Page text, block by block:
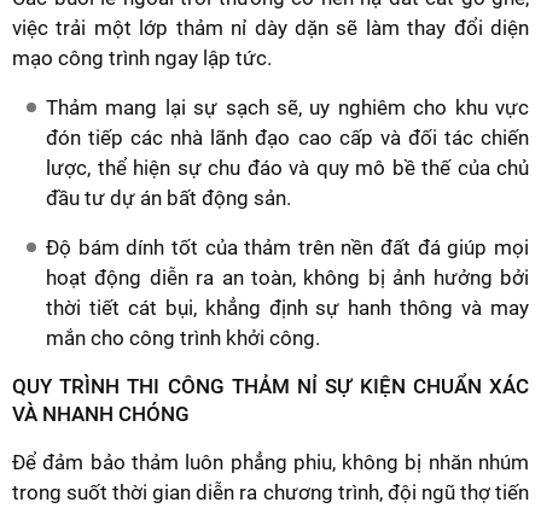
việc trải một lớp thảm nỉ dày dặn sẽ làm thay đổi diện
mạo công trình ngay lập tức.
Thảm mang lại sự sạch sẽ, uy nghiêm cho khu vực
đón tiếp các nhà lãnh đạo cao cấp và đối tác chiến
lược, thể hiện sự chu đáo và quy mô bề thế của chủ
đầu tư dự án bất động sản.
Độ bám dính tốt của thảm trên nền đất đá giúp mọi
hoạt động diễn ra an toàn, không bị ảnh hưởng bởi
thời tiết cát bụi, khẳng định sự hanh thông và may
mắn cho công trình khởi công.
QUY TRÌNH THI CÔNG THẢM NỈ SỰ KIỆN CHUẨN XÁC
VÀ NHANH CHÓNG
Để đảm bảo thảm luôn phẳng phiu, không bị nhăn nhúm
trong suốt thời gian diễn ra chương trình, đội ngũ thợ tiến